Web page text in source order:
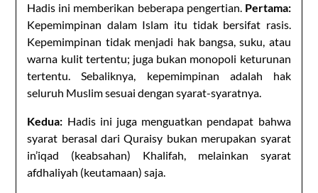
Hadis ini memberikan beberapa pengertian. Pertama:
Kepemimpinan dalam Islam itu tidak bersifat rasis.
Kepemimpinan tidak menjadi hak bangsa, suku, atau
warna kulit tertentu; juga bukan monopoli keturunan
tertentu. Sebaliknya, kepemimpinan adalah hak
seluruh Muslim sesuai dengan syarat-syaratnya.
Kedua: Hadis ini juga menguatkan pendapat bahwa
syarat berasal dari Quraisy bukan merupakan syarat
in’iqad (keabsahan) Khalifah, melainkan syarat
afdhaliyah (keutamaan) saja.